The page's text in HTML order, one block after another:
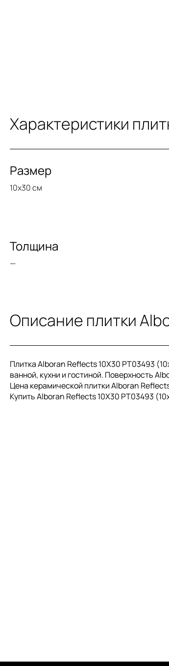
Характеристики
Размер
10x30 см
Толщина
—
Описание плитки
Плитка Alboran Reflects 10X30 PT03493
ванной, кухни и гостиной. Поверхность
Цена керамической плитки Alboran
Купить Alboran Reflects 10X30 PT03493